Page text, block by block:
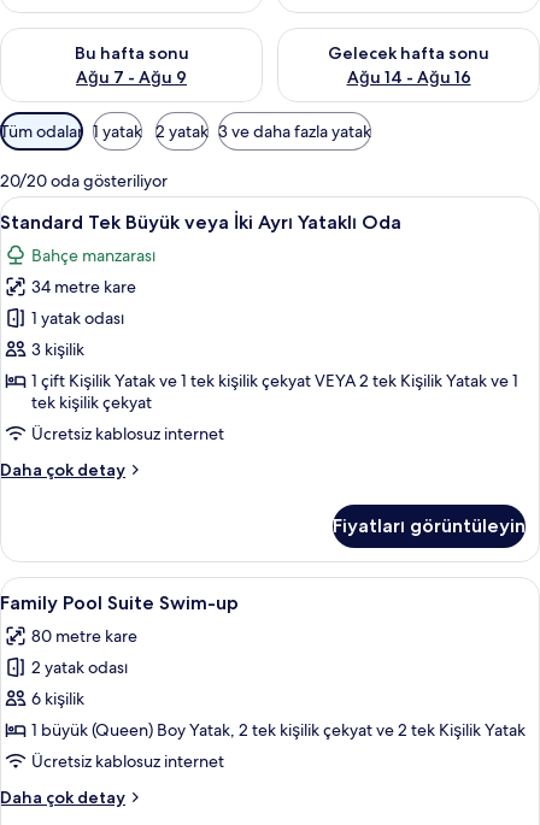
Bu hafta sonu
Ağu 7 - Ağu 9
Bu hafta sonu için müsaitliği kontrol et Ağu 7 - Ağu 9
Gelecek hafta sonu
Ağu 14 - Ağu 16
Önümüzdeki hafta sonu için
Odalar
için
mevcut
filtreler
Tüm odalar 1 yatak 2 yatak 3 ve daha fazla yatak
20/20 oda gösteriliyor
Standard
Tek
Büyük
veya
İki
Ayrı
Yataklı
Oda
için
tüm
fotoğrafları
Standard Tek Büyük veya İki Ayrı
6
Standard Tek Büyük veya İki Ayrı Yataklı Oda
Bahçe manzarası
34 metre kare
1 yatak odası
3 kişilik
1 çift Kişilik Yatak ve 1 tek kişilik çekyat VEYA 2 tek Kişilik Yatak ve 1
tek kişilik çekyat
Ücretsiz kablosuz internet
Daha çok detay
Standard
İki
Ayrı
Yataklı
hakkında
daha
detay
Fiyatları görüntüleyin
Family
Pool
Suite
Swim-
up
için
tüm
görün
Family Pool Suite Swim-up | Odadan
7
Family Pool Suite Swim-up
80 metre kare
2 yatak odası
6 kişilik
1 büyük (Queen) Boy Yatak, 2 tek kişilik çekyat ve 2 tek Kişilik Yatak
Ücretsiz kablosuz internet
Daha çok detay
Family